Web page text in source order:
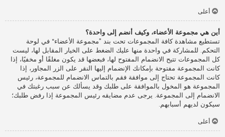
أعلى
أين هي مجموعة الأعضاء، وكيف أنضم إلى واحدة؟
تستطيع مشاهدة كافة المجموعات تحت بند ”مجموعة الأعضاء“ في لوحة
التحكم. للمشاركة في واحدة منها عليك الضغط على الخيار المقابل لها، ليست
كل المجموعات تتيح الانضمام المفتوح لها، فبعضها قد يكون مغلقًا أو مخفيًا، إذا
كانت المجموعة مفتوحة بإمكانك الإنضمام إليها النقر على الزر المجاور، إذا
كانت المجموعة تحتاج إلى موافقة فقم بالتماس الانضمام للمجموعة، رئيس
المجموعة هو المخول بالموافقة على طلبك وقد يسألك عن سبب رغبتك في
الانضمام إلى المجموعة. يرجى عدم مضايقه رئيس المجموعة إذا رفض طلبك؛
سيكون لديهم أسبابهم.
أعلى